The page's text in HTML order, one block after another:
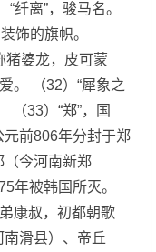
纤离”，骏马名。
饰的旗帜。
猪婆龙，皮可蒙
。 （32）“犀象之
（33）“郑”，国
前806年分封于郑
（今河南新郑
年被韩国所灭。
康叔，初都朝歌
南滑县）、帝丘